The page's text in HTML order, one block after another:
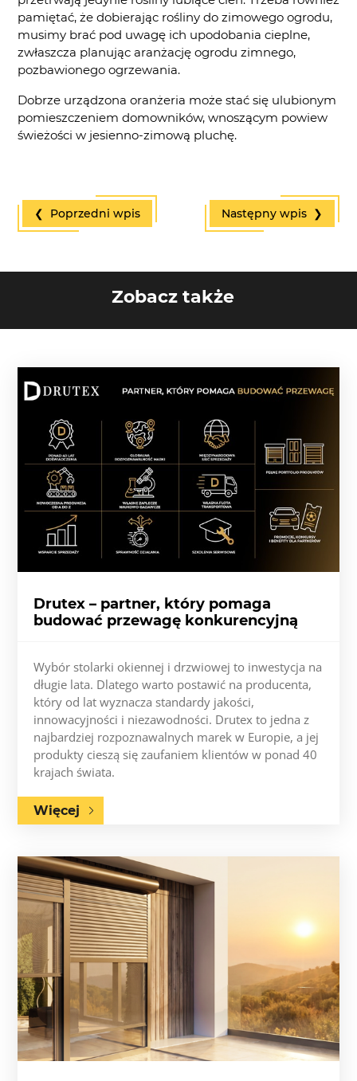
pamiętać, że dobierając rośliny do zimowego ogrodu,
musimy brać pod uwagę ich upodobania cieplne,
zwłaszcza planując aranżację ogrodu zimnego,
pozbawionego ogrzewania.
Dobrze urządzona oranżeria może stać się ulubionym
pomieszczeniem domowników, wnoszącym powiew
świeżości w jesienno-zimową pluchę.
❮ Poprzedni wpis Następny wpis ❯
Zobacz także
Drutex – partner, który pomaga
budować przewagę konkurencyjną
Wybór stolarki okiennej i drzwiowej to inwestycja na
długie lata. Dlatego warto postawić na producenta,
który od lat wyznacza standardy jakości,
innowacyjności i niezawodności. Drutex to jedna z
najbardziej rozpoznawalnych marek w Europie, a jej
produkty cieszą się zaufaniem klientów w ponad 40
krajach świata.
Więcej